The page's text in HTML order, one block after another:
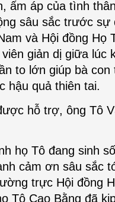
ấm áp của tình
sâu sắc trước sự
và Hội đồng Họ
giản dị giữa lúc
to lớn giúp bà
hậu quả thiên tai.
hỗ trợ, ông Tô
họ Tô đang sinh
cảm ơn sâu sắc
trực Hội đồng
Tô Cao Bằng đã